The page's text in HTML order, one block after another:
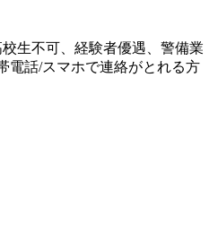
生不可、経験者優遇、警備業
電話/スマホで連絡がとれる方